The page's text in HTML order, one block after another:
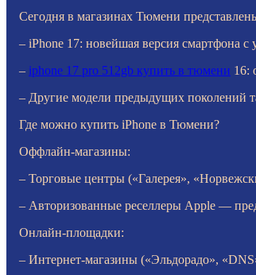
Сегодня в магазинах Тюмени
– iPhone 17: новейшая версия смартфона
– iphone 17 pro 512gb купить в тюмени 16:
– Другие модели предыдущих поколений
Где можно купить iPhone в Тюмени?
Оффлайн-магазины:
– Торговые центры («Галерея»,
– Авторизованные реселлеры Apple —
Онлайн-площадки:
– Интернет-магазины («Эльдорадо»,